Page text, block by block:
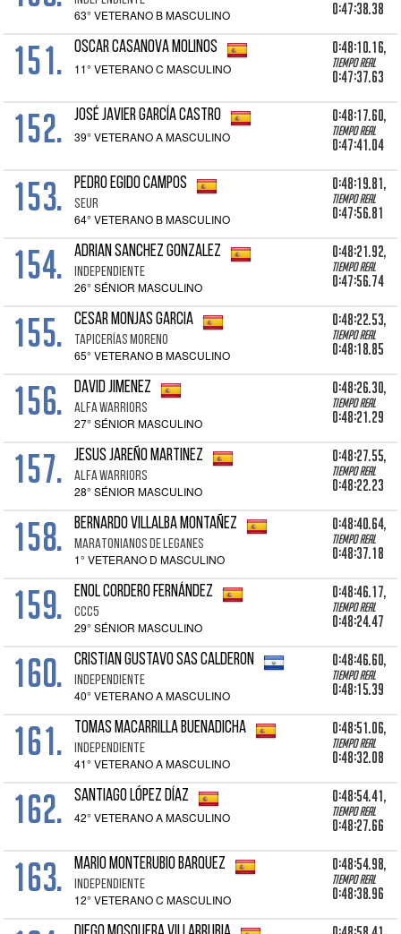
63° VETERANO B MASCULINO 0:47:38.38
151. OSCAR CASANOVA MOLINOS
11° VETERANO C MASCULINO
0:48:10.16,
Tiempo real
0:47:37.63
152. JOSÉ JAVIER GARCÍA CASTRO
39° VETERANO A MASCULINO
0:48:17.60,
Tiempo real
0:47:41.04
153. PEDRO EGIDO CAMPOS
SEUR
64° VETERANO B MASCULINO
0:48:19.81,
Tiempo real
0:47:56.81
154. ADRIAN SANCHEZ GONZALEZ
INDEPENDIENTE
26° SÉNIOR MASCULINO
0:48:21.92,
Tiempo real
0:47:56.74
155. CESAR MONJAS GARCIA
TAPICERÍAS MORENO
65° VETERANO B MASCULINO
0:48:22.53,
Tiempo real
0:48:18.85
156. DAVID JIMENEZ
ALFA WARRIORS
27° SÉNIOR MASCULINO
0:48:26.30,
Tiempo real
0:48:21.29
157. JESUS JAREÑO MARTINEZ
ALFA WARRIORS
28° SÉNIOR MASCULINO
0:48:27.55,
Tiempo real
0:48:22.23
158. BERNARDO VILLALBA MONTAÑEZ
MARATONIANOS DE LEGANES
1° VETERANO D MASCULINO
0:48:40.64,
Tiempo real
0:48:37.18
159. ENOL CORDERO FERNÁNDEZ
CCC5
29° SÉNIOR MASCULINO
0:48:46.17,
Tiempo real
0:48:24.47
160. CRISTIAN GUSTAVO SAS CALDERON
INDEPENDIENTE
40° VETERANO A MASCULINO
0:48:46.60,
Tiempo real
0:48:15.39
161. TOMAS MACARRILLA BUENADICHA
INDEPENDIENTE
41° VETERANO A MASCULINO
0:48:51.06,
Tiempo real
0:48:32.08
162. SANTIAGO LÓPEZ DÍAZ
42° VETERANO A MASCULINO
0:48:54.41,
Tiempo real
0:48:27.66
163. MARIO MONTERUBIO BARQUEZ
INDEPENDIENTE
12° VETERANO C MASCULINO
0:48:54.98,
Tiempo real
0:48:38.96